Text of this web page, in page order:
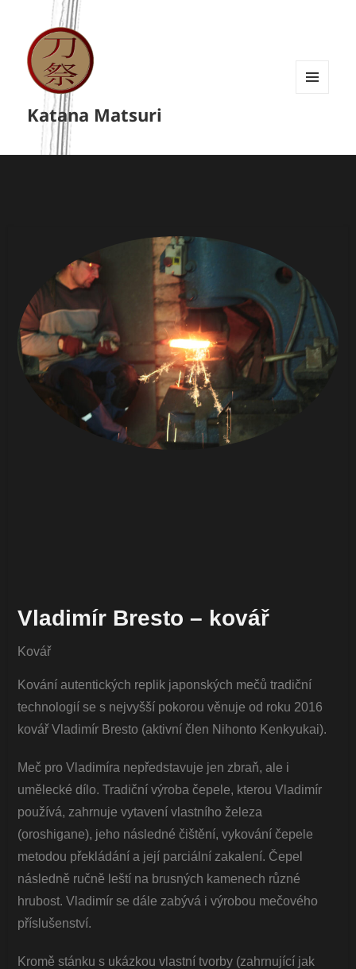
Katana Matsuri
Vladimír Bresto – kovář
Kovář
Kování autentických replik japonských mečů tradiční
technologií se s nejvyšší pokorou věnuje od roku 2016
kovář Vladimír Bresto (aktivní člen Nihonto Kenkyukai).
Meč pro Vladimíra nepředstavuje jen zbraň, ale i
umělecké dílo. Tradiční výroba čepele, kterou Vladimír
používá, zahrnuje vytavení vlastního železa
(oroshigane), jeho následné čištění, vykování čepele
metodou překládání a její parciální zakalení. Čepel
následně ručně leští na brusných kamenech různé
hrubost. Vladimír se dále zabývá i výrobou mečového
příslušenství.
Kromě stánku s ukázkou vlastní tvorby (zahrnující jak